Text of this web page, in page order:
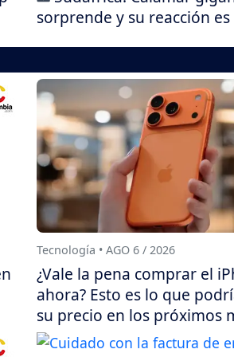
sorprende y su reacción
Tecnología • AGO 6 / 2026
¿Vale la pena comprar el
ahora? Esto es lo que
su precio en los próximos